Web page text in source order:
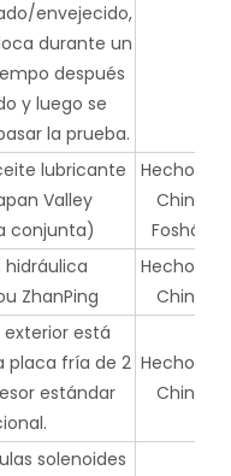
envejecido,
durante un
después
y luego se
la prueba.
lubricante
Valley
conjunta)
Hecho en
China
Foshán
hidráulica
ZhanPing
Hecho en
China
está
placa fría de 2
estándar
Hecho en
China
solenoides